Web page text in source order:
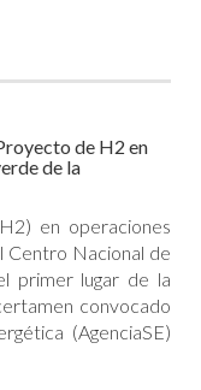
de H2 en
de la
en operaciones
Centro Nacional de
primer lugar de la
convocado
(AgenciaSE)